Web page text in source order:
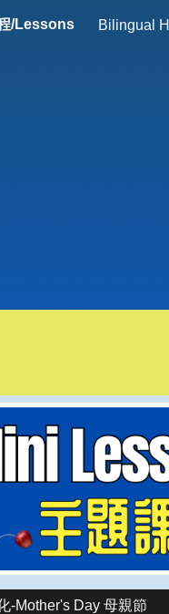
/Lessons Bilingual
-Mother's Day 母親節